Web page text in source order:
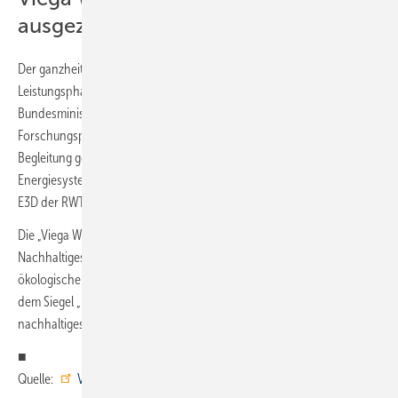
ausgezeichnet
Der ganzheitliche und in der „Viega World“ konsequent über alle
Leistungsphasen digitalisierte Planungsansatz wurde vom
Bundesministerium für Wirtschaft und Klimaschutz über das
Forschungsprojekt Energie.Digital gefördert. Die wissenschaftliche
Begleitung geschah durch das Fraunhofer-Institut für Solare
Energiesysteme ISE und den Lehrstuhl für Energieeffizientes Bauen
E3D der RWTH Aachen University.
Die „Viega World“ wurde durch die Deutsche Gesellschaft für
Nachhaltiges Bauen (DGNB) unter anderem aufgrund ihrer
ökologischen, ökonomischen und soziokulturellen Qualität bereits mit
dem Siegel „Platin“, der höchstmöglichen Vorab-Zertifizierung für
nachhaltiges Bauen, ausgezeichnet.
■
Quelle:
Viega